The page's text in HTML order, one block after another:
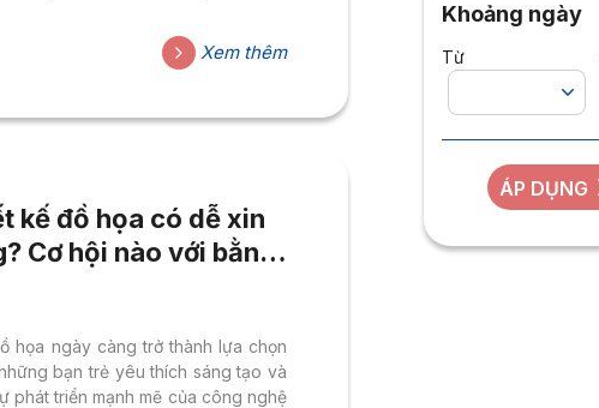
bản là điều bắt buộc.
Xem thêm
kế đồ họa có dễ xin
Cơ hội nào với bằng
họa ngày càng trở thành lựa chọn
bạn trẻ yêu thích sáng tạo và
phát triển mạnh mẽ của công nghệ
Khoảng ngày
Từ
ÁP DỤNG